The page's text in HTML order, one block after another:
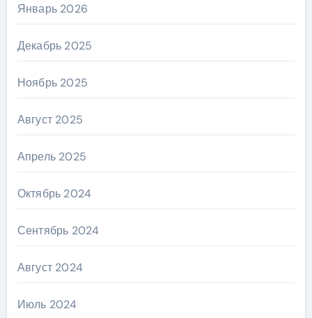
Январь 2026
Декабрь 2025
Ноябрь 2025
Август 2025
Апрель 2025
Октябрь 2024
Сентябрь 2024
Август 2024
Июль 2024